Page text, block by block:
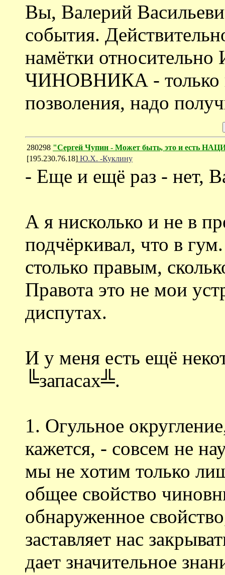
Вы, Валерий
события.
намётки
ЧИНОВНИКА - только
позволения, надо
280298 "Сергей Чупин - Может быть, это и есть
[195.230.76.18] Ю.Х. -Куклину
- Еще и ещё раз - нет,
А я нисколько и не в
подчёркивал, что в
столько правым,
Правота это не мои
диспутах.
И у меня есть ещё
╚запасах╩.
1. Огульное
кажется, - совсем не
мы не хотим только
общее свойство
обнаруженное
заставляет нас
дает значительное